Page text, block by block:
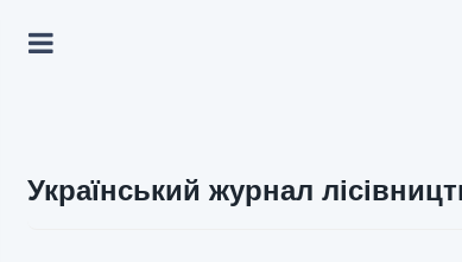
Український журнал